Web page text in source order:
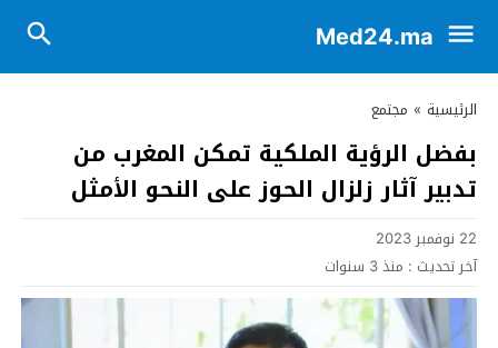
Med24.ma
الرئيسية » مجتمع
بفضل الرؤية الملكية تمكن المغرب من
تدبير آثار زلزال الحوز على النحو الأمثل
22 نوفمبر 2023
آخر تحديث : منذ 3 سنوات